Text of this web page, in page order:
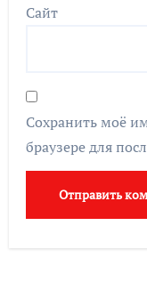
Сайт
Сохранить моё
браузере для